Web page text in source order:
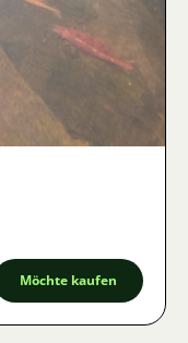
Möchte kaufen